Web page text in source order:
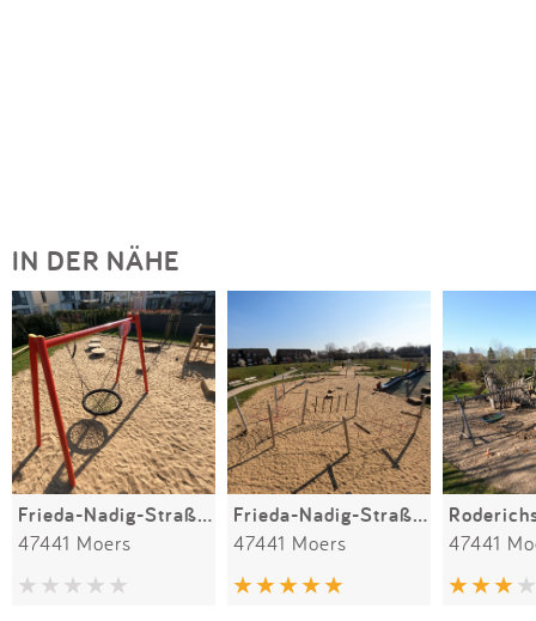
IN DER NÄHE
Frieda-Nadig-Straße - klein
47441 Moers
Frieda-Nadig-Straße - groß
47441 Moers 47441